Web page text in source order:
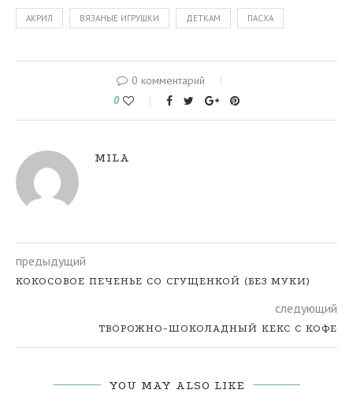
АКРИЛ ВЯЗАНЫЕ ИГРУШКИ ДЕТКАМ ПАСХА
0 комментарий
0
MILA
предыдущий
КОКОСОВОЕ ПЕЧЕНЬЕ СО СГУЩЕНКОЙ (БЕЗ МУКИ)
следующий
ТВОРОЖНО-ШОКОЛАДНЫЙ КЕКС С КОФЕ
YOU MAY ALSO LIKE